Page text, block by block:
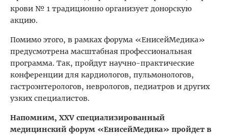
крови № 1 традиционно организует донорскую
акцию.
Помимо этого, в рамках форума «ЕнисейМедика»
предусмотрена масштабная профессиональная
программа. Так, пройдут научно-практические
конференции для кардиологов, пульмонологов,
гастроэнтерологов, неврологов, педиатров и других
узких специалистов.
Напомним, XXV специализированный
медицинский форум «ЕнисейМедика» пройдет в